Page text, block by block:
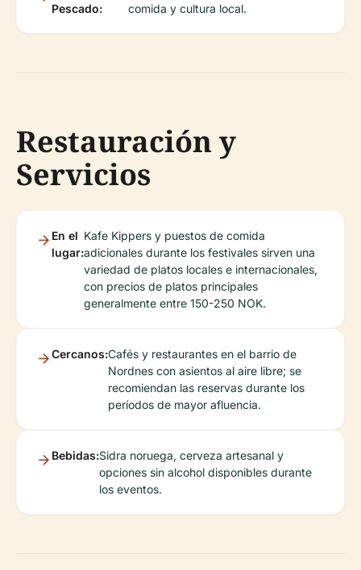
Pescado:
comida y cultura local.
Restauración y
Servicios
En el
lugar:
Kafe Kippers y puestos de comida
adicionales durante los festivales sirven una
variedad de platos locales e internacionales,
con precios de platos principales
generalmente entre 150-250 NOK.
Cercanos:Cafés y restaurantes en el barrio de
Nordnes con asientos al aire libre; se
recomiendan las reservas durante los
períodos de mayor afluencia.
Bebidas:Sidra noruega, cerveza artesanal y
opciones sin alcohol disponibles durante
los eventos.